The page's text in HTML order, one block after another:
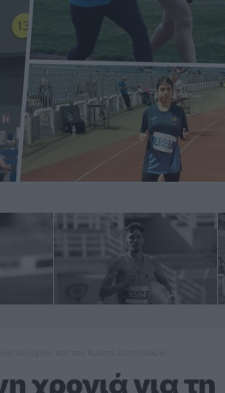
χρονιά για τη